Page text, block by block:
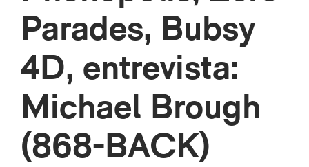
Parades, Bubsy
4D, entrevista:
Michael Brough
(868-BACK)